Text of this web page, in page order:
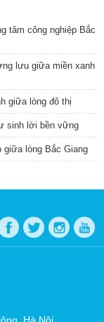
tâm công nghiệp Bắc
lưu giữa miền xanh
giữa lòng đô thị
sinh lời bền vững
giữa lòng Bắc Giang